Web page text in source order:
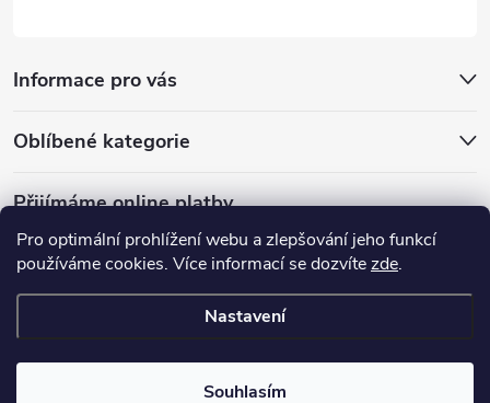
Pro optimální prohlížení webu a zlepšování jeho funkcí
používáme cookies. Více informací se dozvítezde.
Nastavení
Souhlasím
Informace pro vás
Oblíbené kategorie
Přijímáme online platby
nastavení cookies